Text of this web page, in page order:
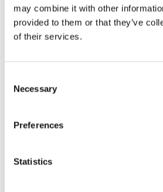
may combine it with other
provided to them or that they’ve
of their services.
Selection
Necessary
Preferences
Statistics